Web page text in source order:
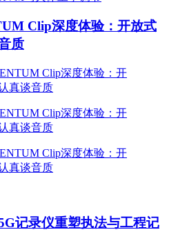
Clip深度体验：开放式
质
记录仪重塑执法与工程记